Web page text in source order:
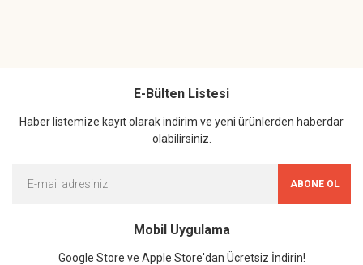
E-Bülten Listesi
Haber listemize kayıt olarak indirim ve yeni ürünlerden haberdar
olabilirsiniz.
ABONE OL
Mobil Uygulama
Google Store ve Apple Store'dan Ücretsiz İndirin!